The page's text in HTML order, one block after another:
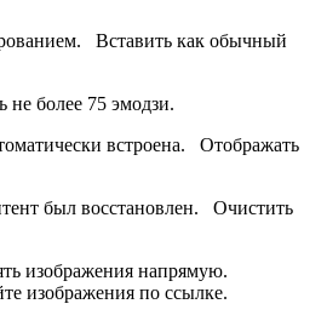
Вставить как обычный
не более 75 эмодзи.
встроена. Отображать
был восстановлен. Очистить
изображения напрямую.
изображения по ссылке.